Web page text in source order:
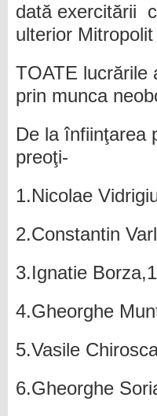
dată exercitării
ulterior
TOATE lucrările
prin munca
De la înfiinţarea
preoţi-
1.Nicolae
2.Constantin
3.Ignatie
4.Gheorghe
5.Vasile
6.Gheorghe